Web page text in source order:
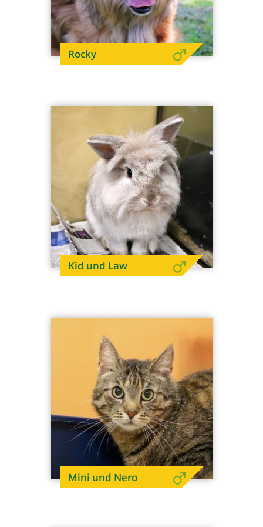
Rocky
Kid und Law
Mini und Nero